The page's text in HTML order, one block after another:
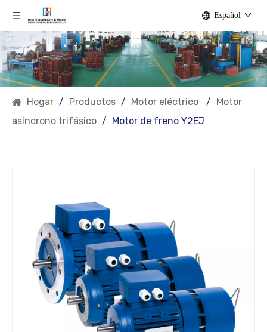
Español
Hogar / Productos / Motor eléctrico /
Motor
asíncrono trifásico / Motor de freno Y2EJ